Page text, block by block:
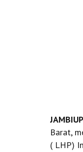
Barat,
( LHP)